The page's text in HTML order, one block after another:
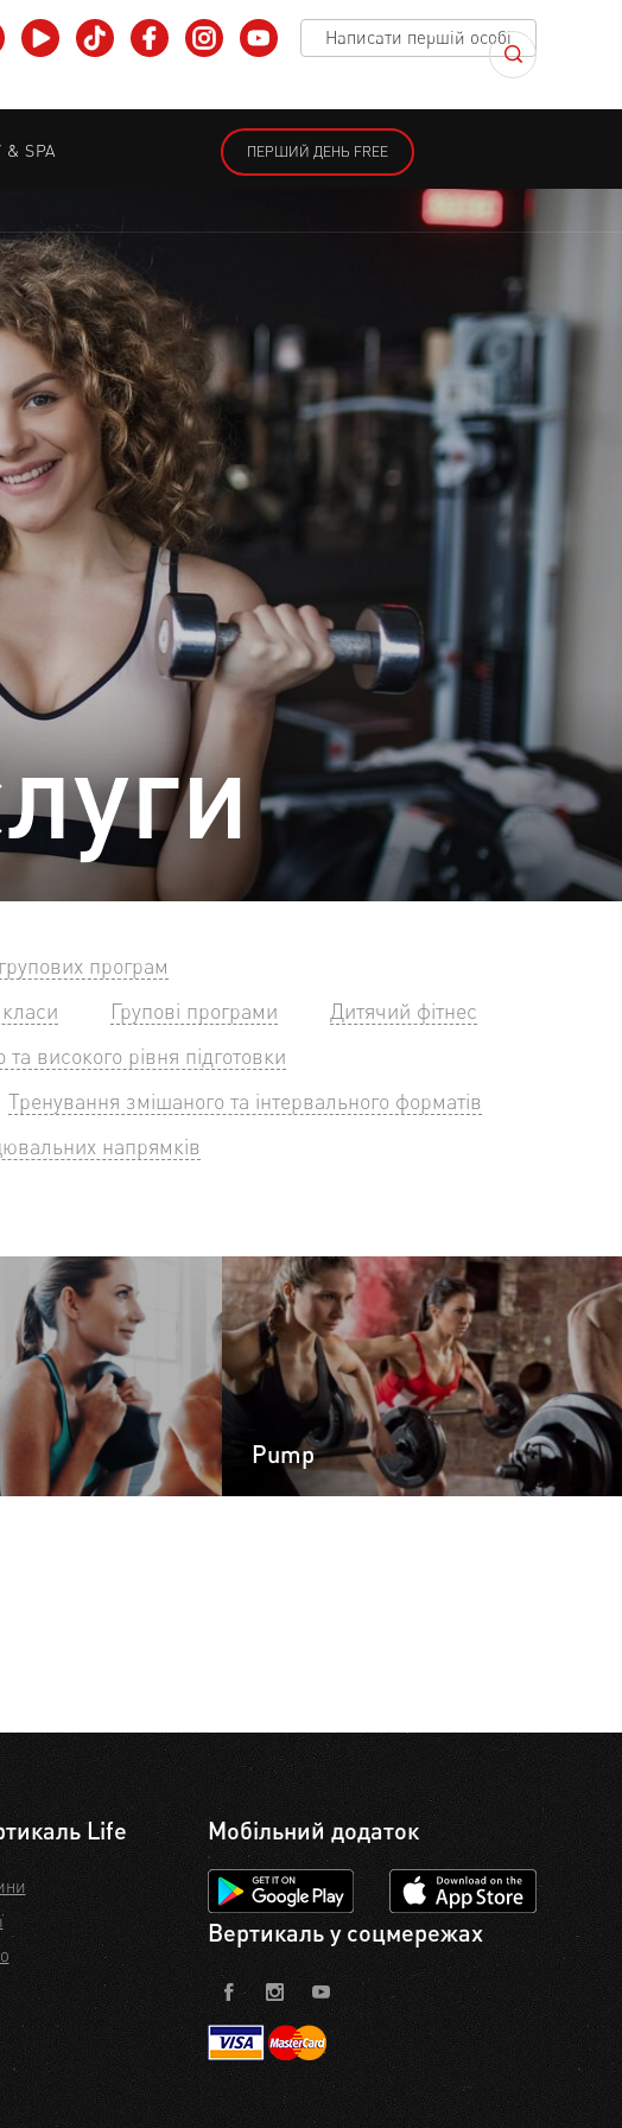
Написати першій особі
& SPA ПЕРШИЙ ДЕНЬ FREE
програм
Групові програми
Дитячий фітнес
високого рівня підготовки
Тренування змішаного та інтервального форматів
напрямків
Pump
Life Мобільний додаток
Вертикаль у соцмережах